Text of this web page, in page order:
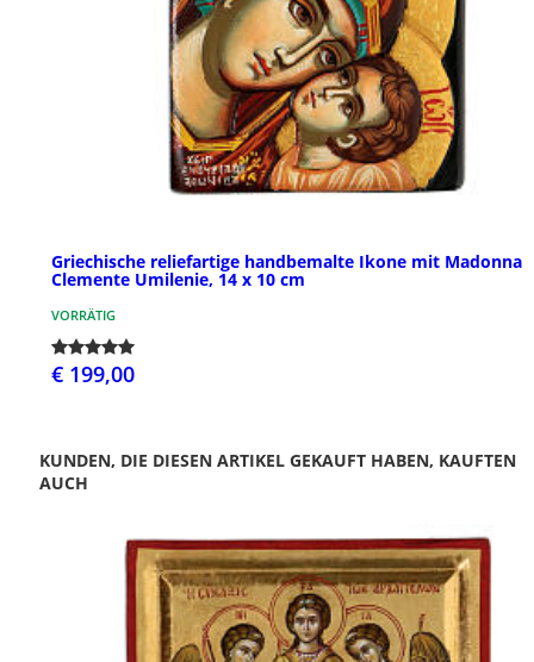
Griechische reliefartige handbemalte Ikone mit Madonna
Clemente Umilenie, 14 x 10 cm
VORRÄTIG
€ 199,00
KUNDEN, DIE DIESEN ARTIKEL GEKAUFT HABEN, KAUFTEN
AUCH